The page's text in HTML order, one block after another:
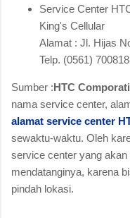
Service Center
King's Cellular
Alamat : Jl. Hijas
Telp. (0561)
Sumber :HTC
nama service center,
alamat service center
sewaktu-waktu. Oleh
service center yang
mendatanginya, karena
pindah lokasi.